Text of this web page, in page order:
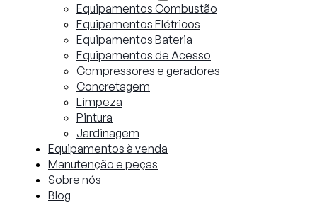
Equipamentos Combustão
Equipamentos Elétricos
Equipamentos Bateria
Equipamentos de Acesso
Compressores e geradores
Concretagem
Limpeza
Pintura
Jardinagem
Equipamentos à venda
Manutenção e peças
Sobre nós
Blog